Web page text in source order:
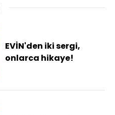
EVİN'den iki sergi,
onlarca hikaye!